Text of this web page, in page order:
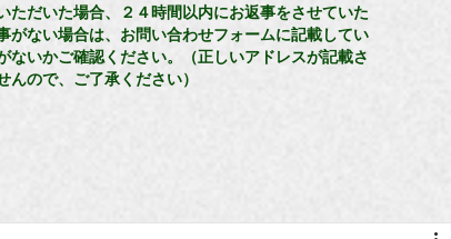
ただいた場合、２４時間以内にお返事をさせていた
がない場合は、お問い合わせフォームに記載してい
ないかご確認ください。（正しいアドレスが記載さ
ので、ご了承ください）